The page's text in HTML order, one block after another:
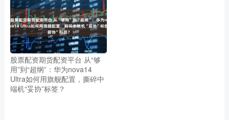
股票配资期货配资平台 从“够
用”到“超纲”：华为nova14
Ultra如何用旗舰配置，撕碎中
端机“妥协”标签？